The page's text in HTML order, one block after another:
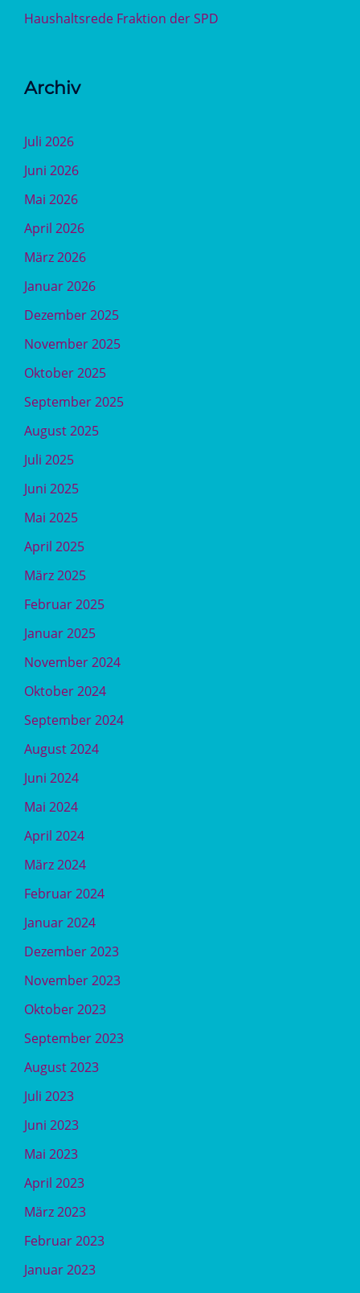
Haushaltsrede Fraktion der SPD
Archiv
Juli 2026
Juni 2026
Mai 2026
April 2026
März 2026
Januar 2026
Dezember 2025
November 2025
Oktober 2025
September 2025
August 2025
Juli 2025
Juni 2025
Mai 2025
April 2025
März 2025
Februar 2025
Januar 2025
November 2024
Oktober 2024
September 2024
August 2024
Juni 2024
Mai 2024
April 2024
März 2024
Februar 2024
Januar 2024
Dezember 2023
November 2023
Oktober 2023
September 2023
August 2023
Juli 2023
Juni 2023
Mai 2023
April 2023
März 2023
Februar 2023
Januar 2023